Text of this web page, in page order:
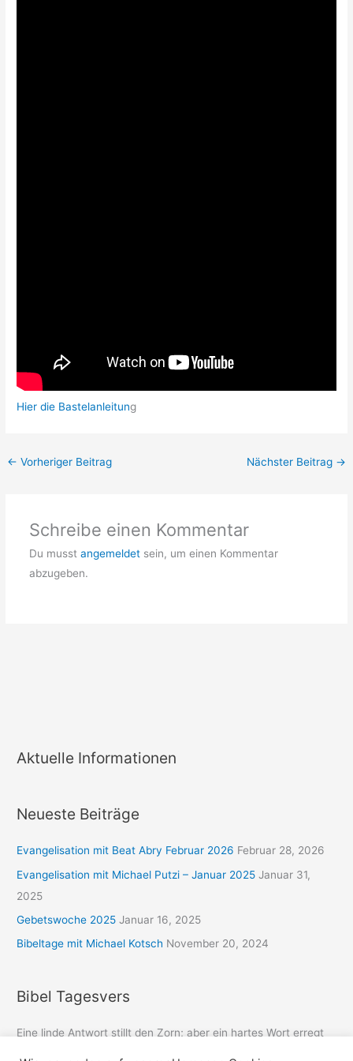
Hier die Bastelanleitung
← Vorheriger Beitrag Nächster Beitrag →
Schreibe einen Kommentar
Du musst angemeldetsein, um einen Kommentar
abzugeben.
Aktuelle Informationen
Neueste Beiträge
Evangelisation mit Beat Abry Februar 2026 Februar 28, 2026
Evangelisation mit Michael Putzi – Januar 2025 Januar 31,
2025
Gebetswoche 2025 Januar 16, 2025
Bibeltage mit Michael Kotsch November 20, 2024
Bibel Tagesvers
Eine linde Antwort stillt den Zorn; aber ein hartes Wort erregt